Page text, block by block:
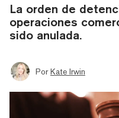
La orden de
operaciones
sido anulada.
Por Kate Irwin